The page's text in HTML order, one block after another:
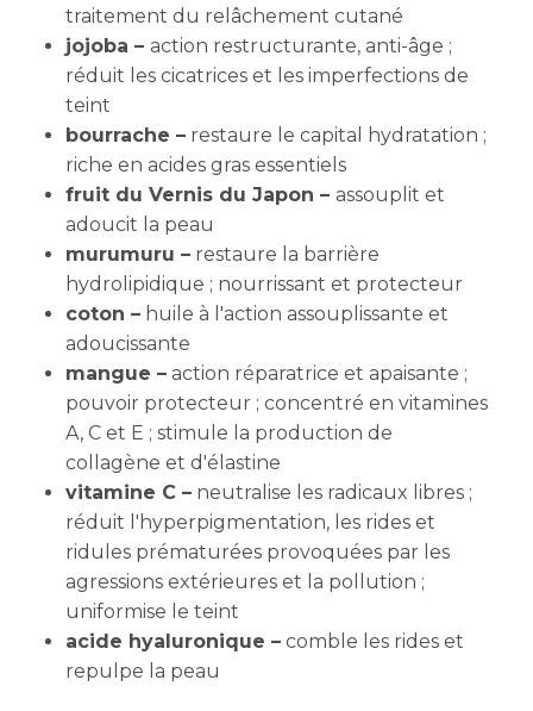
traitement du relâchement cutané
jojoba – action restructurante, anti-âge ;
réduit les cicatrices et les imperfections de
teint
bourrache – restaure le capital hydratation ;
riche en acides gras essentiels
fruit du Vernis du Japon – assouplit et
adoucit la peau
murumuru – restaure la barrière
hydrolipidique ; nourrissant et protecteur
coton – huile à l'action assouplissante et
adoucissante
mangue – action réparatrice et apaisante ;
pouvoir protecteur ; concentré en vitamines
A, C et E ; stimule la production de
collagène et d'élastine
vitamine C – neutralise les radicaux libres ;
réduit l'hyperpigmentation, les rides et
ridules prématurées provoquées par les
agressions extérieures et la pollution ;
uniformise le teint
acide hyaluronique – comble les rides et
repulpe la peau